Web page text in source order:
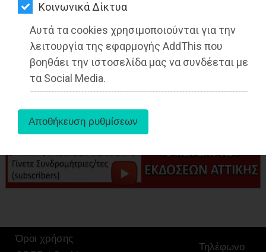
Kοινωνικά Δίκτυα
Αυτά τα cookies χρησιμοποιούνται για την
λειτουργία της εφαρμογής AddThis που
βοηθάει την ιστοσελίδα μας να συνδέεται με
τα Social Media.
ΨΙΘΥΡΟΙ
ΑΠΟΣΤΟΛΗ
ΑΡΘΡΩΝ
aboutus
Ραφήνα,ΤΟΠΙΚΗ ΑΥΤΟΔΙΟΙΚΗΣΗ
Όροι χρήσης
Τηλέφωνο